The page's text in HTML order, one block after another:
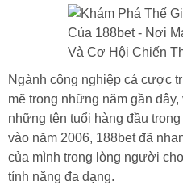
Ngành công nghiệp cá cược
mẽ trong những năm gần
những tên tuổi hàng đầu
vào năm 2006, 188bet đã
của mình trong lòng người
tính năng đa dạng.